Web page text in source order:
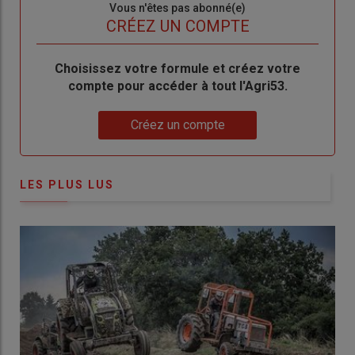
Vous n'êtes pas abonné(e)
CRÉEZ UN COMPTE
BodyChoisissez votre formule et créez votre
compte pour accéder à tout l'Agri53.
Créez un compte
LES PLUS LUS